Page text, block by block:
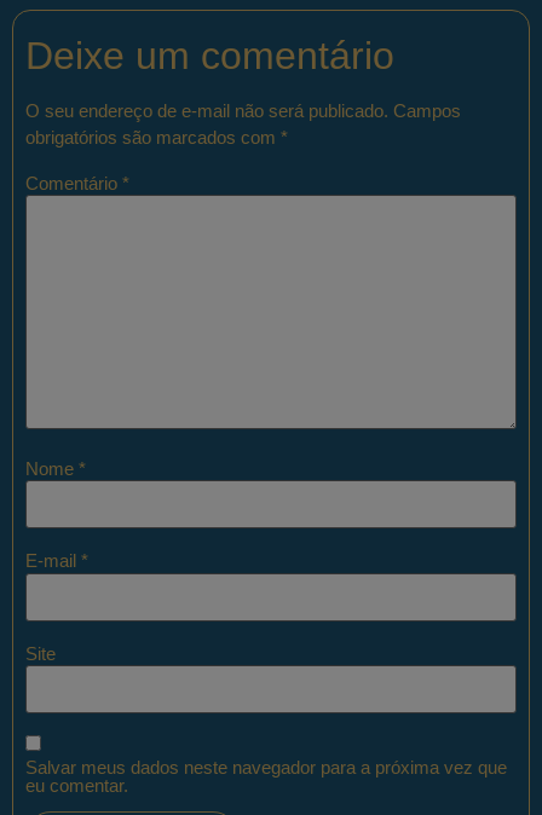
Deixe um comentário
O seu endereço de e-mail não será publicado. Campos
obrigatórios são marcados com *
Comentário *
Nome *
E-mail *
Site
Salvar meus dados neste navegador para a próxima vez que
eu comentar.